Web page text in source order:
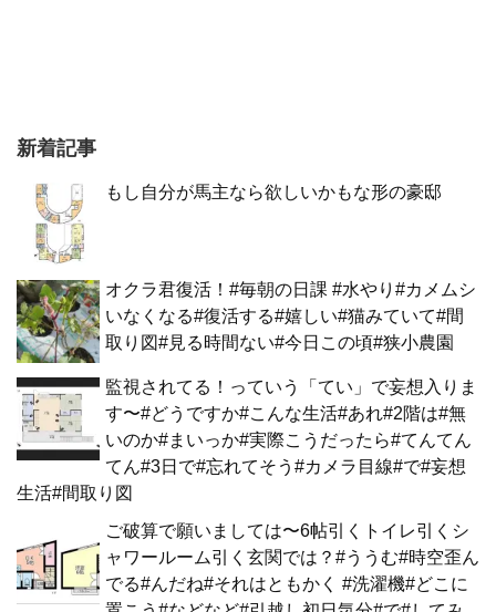
新着記事
もし自分が馬主なら欲しいかもな形の豪邸
オクラ君復活！#毎朝の日課 #水やり#カメムシ
いなくなる#復活する#嬉しい#猫みていて#間
取り図#見る時間ない#今日この頃#狭小農園
監視されてる！っていう「てい」で妄想入りま
す〜#どうですか#こんな生活#あれ#2階は#無
いのか#まいっか#実際こうだったら#てんてん
てん#3日で#忘れてそう#カメラ目線#で#妄想
生活#間取り図
ご破算で願いましては〜6帖引くトイレ引くシ
ャワールーム引く玄関では？#ううむ#時空歪ん
でる#んだね#それはともかく #洗濯機#どこに